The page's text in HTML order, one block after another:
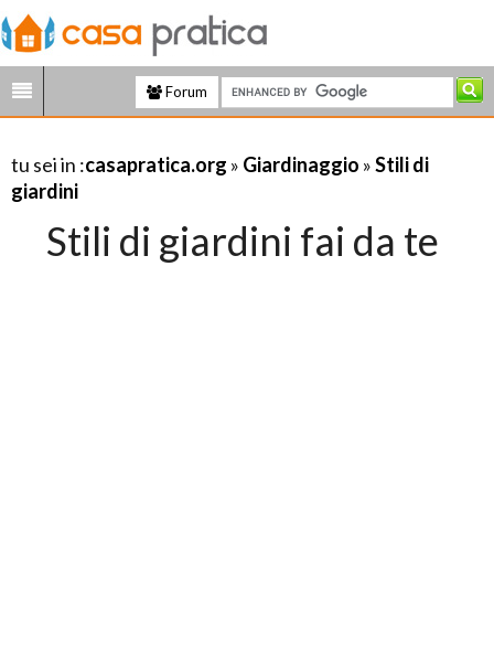
Forum
tu sei in :casapratica.org » Giardinaggio »Stili di
giardini
Stili di giardini fai da te